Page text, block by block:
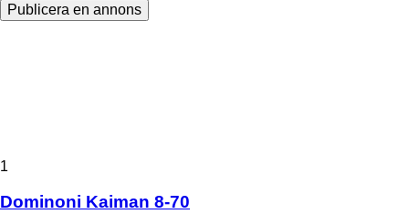
Publicera en annons
1
Dominoni Kaiman 8-70